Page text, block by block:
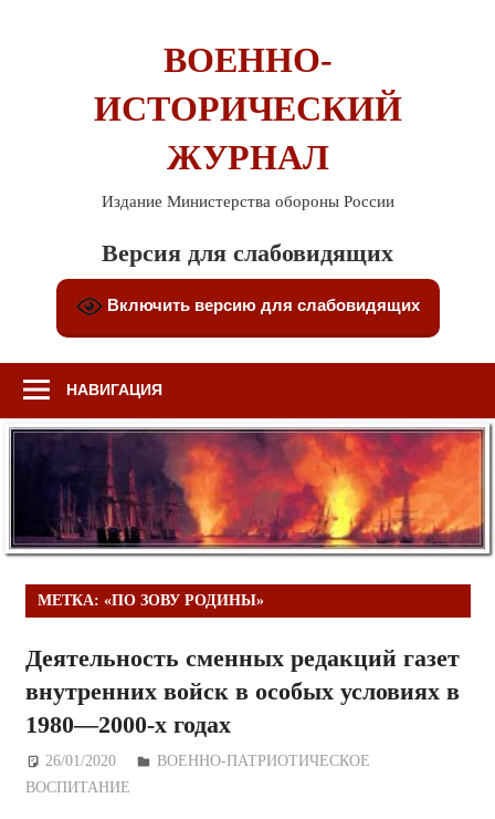
ВОЕННО-
ИСТОРИЧЕСКИЙ
ЖУРНАЛ
Издание Министерства обороны России
Версия для слабовидящих
Включить версию для слабовидящих
НАВИГАЦИЯ
МЕТКА: «ПО ЗОВУ РОДИНЫ»
Деятельность сменных редакций газет
внутренних войск в особых условиях в
1980—2000-х годах
26/01/2020 Дежурный по Редакции
ВОЕННО-ПАТРИОТИЧЕСКОЕ
ВОСПИТАНИЕ